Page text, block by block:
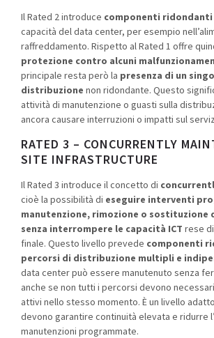
Il Rated 2 introduce componenti ridondanti
capacità del data center, per esempio
raffreddamento. Rispetto al Rated 1 offre
protezione contro alcuni
principale resta però la presenza di un
distribuzione non ridondante. Questo
attività di manutenzione o guasti sulla
ancora causare interruzioni o impatti sul
RATED 3 – CONCURRENTLY
SITE INFRASTRUCTURE
Il Rated 3 introduce il concetto di
cioè la possibilità di eseguire interventi
manutenzione, rimozione o sostituzione
senza interrompere le capacità ICT rese
finale. Questo livello prevede componenti
percorsi di distribuzione multipli e
data center può essere manutenuto senza
anche se non tutti i percorsi devono
attivi nello stesso momento. È un livello
devono garantire continuità elevata e ridurre
manutenzioni programmate.